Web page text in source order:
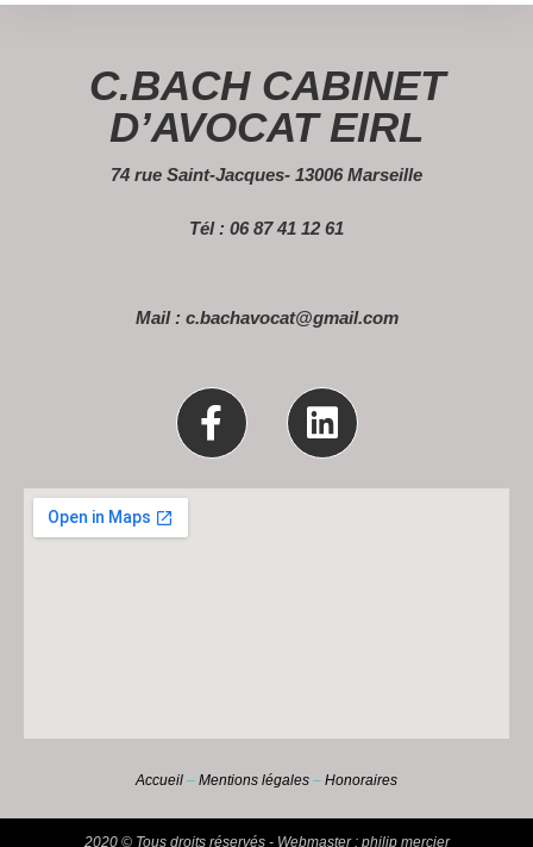
C.BACH CABINET
D’AVOCAT EIRL
74 rue Saint-Jacques- 13006 Marseille
Tél : 06 87 41 12 61
Mail : c.bachavocat@gmail.com
Accueil – Mentions légales – Honoraires
2020 © Tous droits réservés - Webmaster : philip mercier